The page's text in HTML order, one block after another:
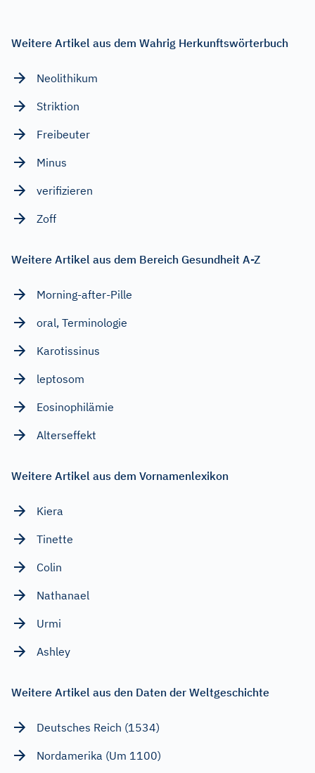
Weitere Artikel aus dem Wahrig Herkunftswörterbuch
Neolithikum
Striktion
Freibeuter
Minus
verifizieren
Zoff
Weitere Artikel aus dem Bereich Gesundheit A-Z
Morning-after-Pille
oral, Terminologie
Karotissinus
leptosom
Eosinophilämie
Alterseffekt
Weitere Artikel aus dem Vornamenlexikon
Kiera
Tinette
Colin
Nathanael
Urmi
Ashley
Weitere Artikel aus den Daten der Weltgeschichte
Deutsches Reich (1534)
Nordamerika (Um 1100)